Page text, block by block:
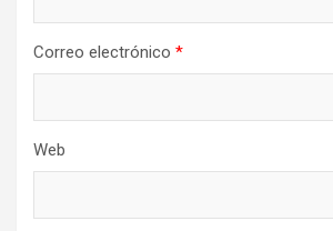
Correo electrónico *
Web